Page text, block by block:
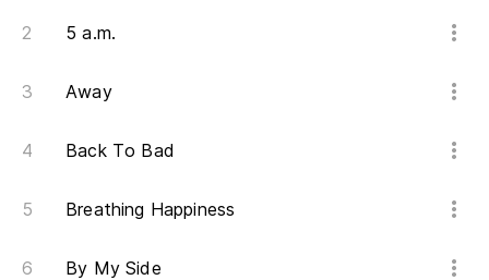
5 a.m.
Away
Back To Bad
Breathing Happiness
By My Side